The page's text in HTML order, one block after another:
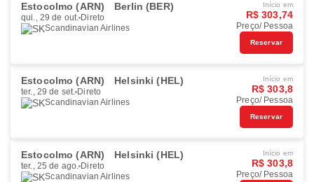
Estocolmo (ARN) Berlin (BER)
qui., 29 de out. Direto
Scandinavian Airlines
Início em
R$ 303,74
Preço/ Pessoa
Reservar
Estocolmo (ARN) Helsinki (HEL)
ter., 29 de set. Direto
Scandinavian Airlines
Início em
R$ 303,8
Preço/ Pessoa
Reservar
Estocolmo (ARN) Helsinki (HEL)
ter., 25 de ago. Direto
Scandinavian Airlines
Início em
R$ 303,8
Preço/ Pessoa